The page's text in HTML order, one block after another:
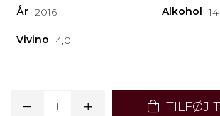
År 2016 Alkohol
Vivino 4,0
TILFØJ